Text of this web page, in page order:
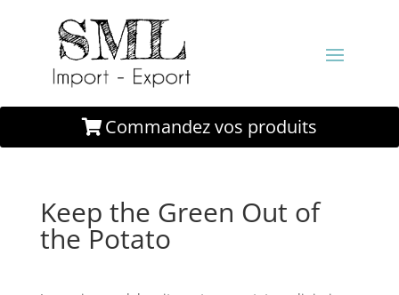
Commandez vos produits
Keep the Green Out of
the Potato